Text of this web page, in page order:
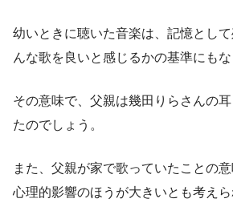
幼いときに聴いた音楽は、記憶とし
んな歌を良いと感じるかの基準にもな
その意味で、父親は幾田りらさんの
たのでしょう。
また、父親が家で歌っていたことの
心理的影響のほうが大きいとも考えら